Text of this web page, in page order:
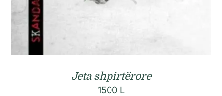
Jeta shpirtërore
1500 L